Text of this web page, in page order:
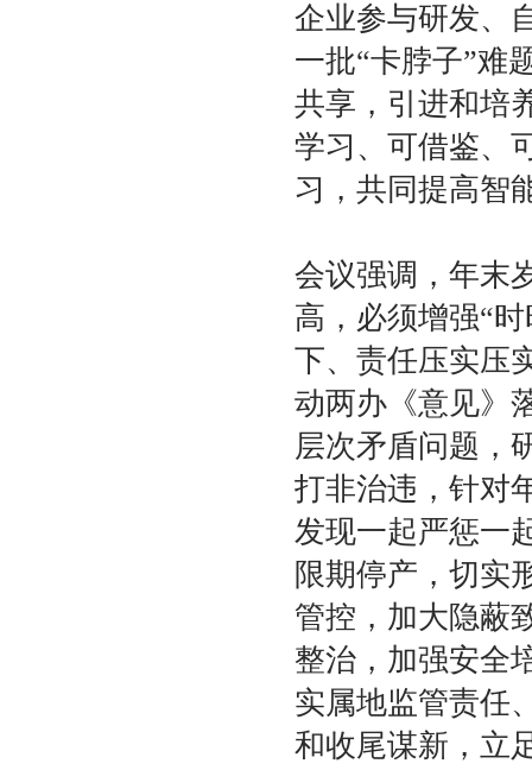
企业参与研发、
一批“卡脖子”难
共享，引进和培
学习、可借鉴、
习，共同提高智
会议强调，年末
高，必须增强“
下、责任压实压
动两办《意见》
层次矛盾问题，
打非治违，针对
发现一起严惩一
限期停产，切实
管控，加大隐蔽
整治，加强安全
实属地监管责任
和收尾谋新，立